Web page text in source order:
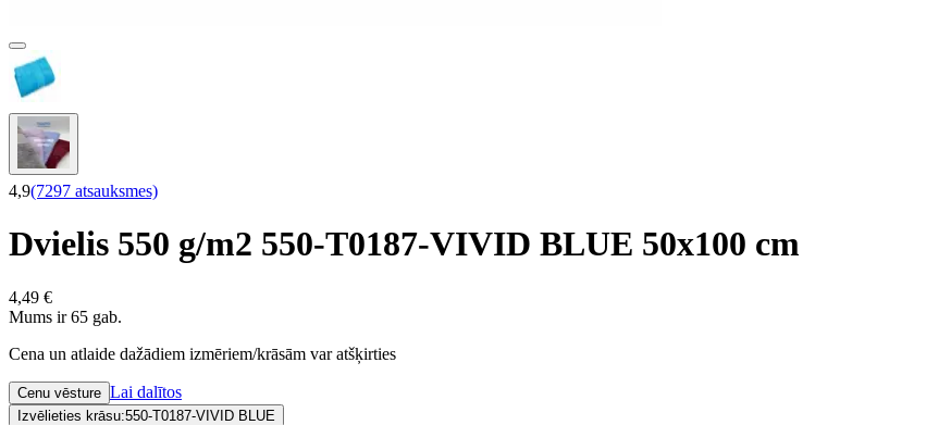
4,9(7297 atsauksmes)
Dvielis 550 g/m2 550-T0187-VIVID BLUE 50x100 cm
4,49 €
Mums ir 65 gab.
Cena un atlaide dažādiem izmēriem/krāsām var atšķirties
Cenu vēsture Lai dalītos
Izvēlieties krāsu:550-T0187-VIVID BLUE